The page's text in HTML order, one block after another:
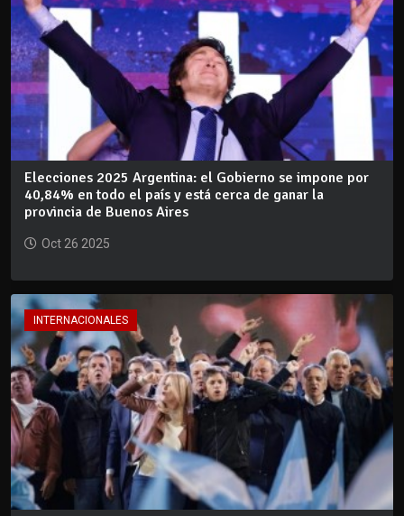
Elecciones 2025 Argentina: el Gobierno se impone por
40,84% en todo el país y está cerca de ganar la
provincia de Buenos Aires
Oct 26 2025
INTERNACIONALES